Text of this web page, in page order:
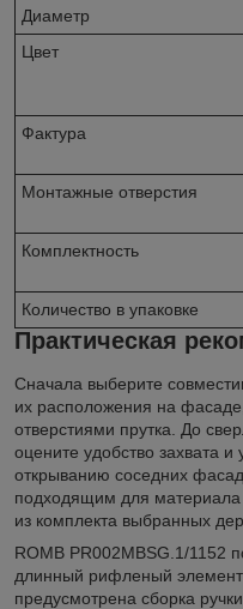
Диаметр
Цвет
Фактура
Монтажные отверстия
Комплектность
Количество в упаковке
Практическая
Сначала выберите
их расположения на
отверстиями прутка. До
оцените удобство захвата
открыванию соседних
подходящим для
из комплекта выбранных
ROMB PR002MBSG.1/1152
длинный рифленый элемент
предусмотрена сборка